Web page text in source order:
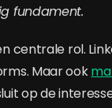
fundament.
centrale rol.
Maar ook
op de